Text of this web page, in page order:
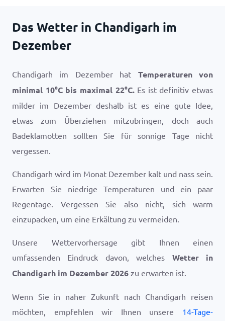
Das Wetter in Chandigarh im
Dezember
Chandigarh im Dezember hat Temperaturen von
minimal 10°Cbis maximal 22°C.Es ist definitiv etwas
milder im Dezember deshalb ist es eine gute Idee,
etwas zum Überziehen mitzubringen, doch auch
Badeklamotten sollten Sie für sonnige Tage nicht
vergessen.
Chandigarh wird im Monat Dezember kalt und nass sein.
Erwarten Sie niedrige Temperaturen und ein paar
Regentage. Vergessen Sie also nicht, sich warm
einzupacken, um eine Erkältung zu vermeiden.
Unsere Wettervorhersage gibt Ihnen einen
umfassenden Eindruck davon, welches Wetter in
Chandigarh im Dezember 2026 zu erwarten ist.
Wenn Sie in naher Zukunft nach Chandigarh reisen
möchten, empfehlen wir Ihnen unsere 14-Tage-